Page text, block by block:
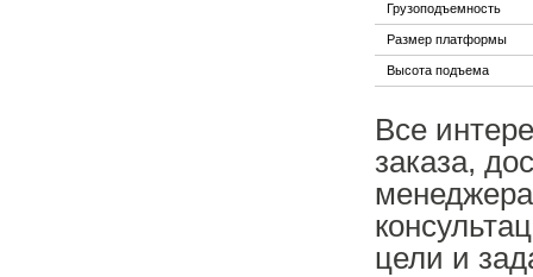
Грузоподъемность
Размер платформы
Высота подъема
Все
заказа,
цели и